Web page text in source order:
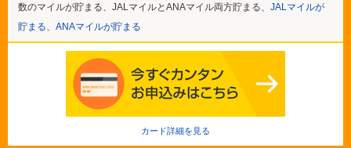
数のマイルが貯まる、JALマイルとANAマイル両方貯まる、 JALマイルが
貯まる
ANAマイルが貯まる
カード詳細を見る